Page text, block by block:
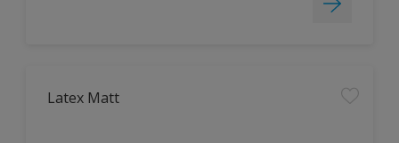
Latex Matt